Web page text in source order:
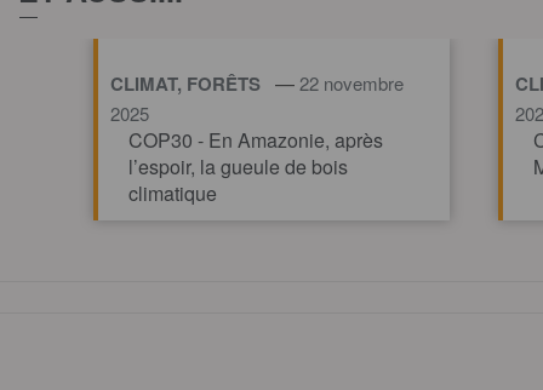
CLIMAT, FORÊTS —22 novembre
2025
COP30 - En Amazonie, après
l’espoir, la gueule de bois
climatique